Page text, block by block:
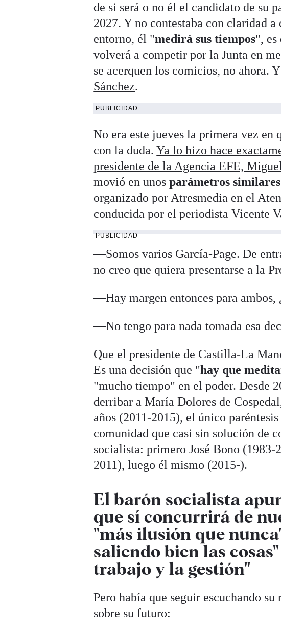
de si será o no él el candidato de su
2027. Y no contestaba con claridad
entorno, él "medirá sus tiempos", es
volverá a competir por la Junta en
se acerquen los comicios, no ahora.
Sánchez.
PUBLICIDAD
No era este jueves la primera vez en
con la duda.Ya lo hizo hace
presidente de la Agencia EFE,
movió en unosparámetros similares
organizado por Atresmedia en el
conducida por el periodista Vicente
PUBLICIDAD
—Somos varios García-Page. De
no creo que quiera presentarse a la
—Hay margen entonces para ambos,
—No tengo para nada tomada esa
Que el presidente de Castilla-La
Es una decisión que "hay que
"mucho tiempo" en el poder. Desde
derribar a María Dolores de
años (2011-2015), el único
comunidad que casi sin solución de
socialista: primero José Bono
2011), luego él mismo (2015-).
El barón socialista
que sí concurrirá de
"más ilusión que
saliendo bien las
trabajo y la gestión"
Pero había que seguir escuchando
sobre su futuro: